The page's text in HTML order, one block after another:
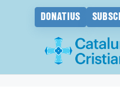
DONATIUS